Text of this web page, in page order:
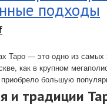
подходы
Таро — это одно из
как в крупном
приобрело большую
и традиции